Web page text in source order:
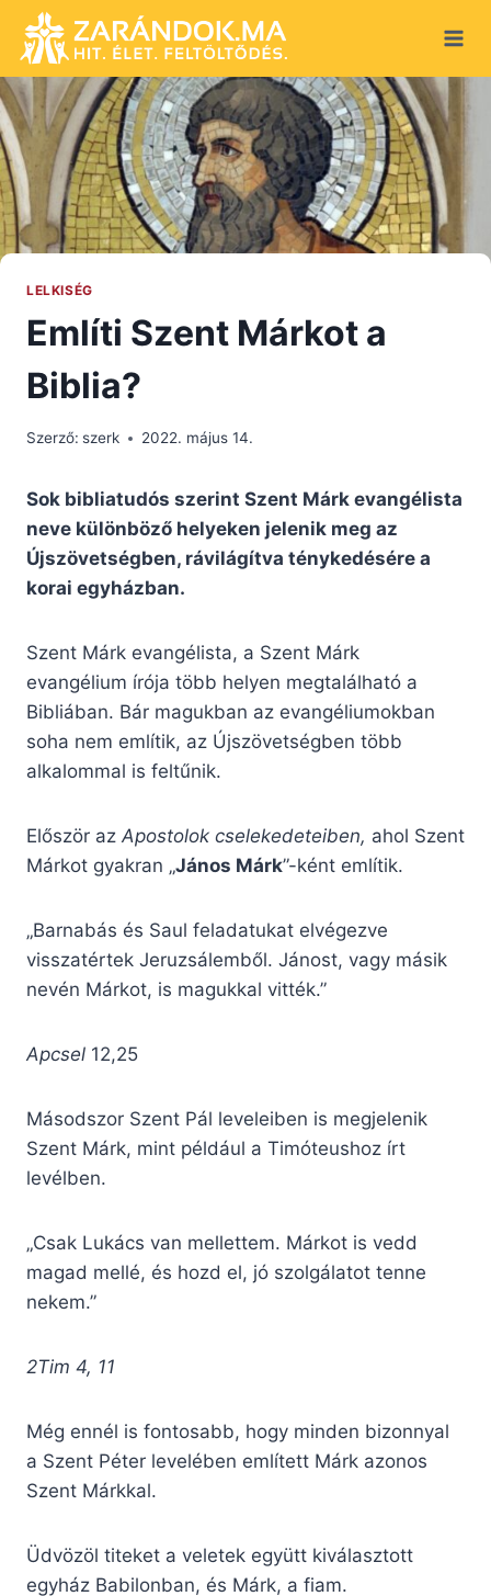
content
LELKISÉG
Említi Szent Márkot a
Biblia?
Szerző: szerk 2022. május 14.
Sok bibliatudós szerint Szent Márk evangélista
neve különböző helyeken jelenik meg az
Újszövetségben, rávilágítva ténykedésére a
korai egyházban.
Szent Márk evangélista, a Szent Márk
evangélium írója több helyen megtalálható a
Bibliában. Bár magukban az evangéliumokban
soha nem említik, az Újszövetségben több
alkalommal is feltűnik.
Először az Apostolok cselekedeteiben, ahol Szent
Márkot gyakran „János Márk”-ként említik.
„Barnabás és Saul feladatukat elvégezve
visszatértek Jeruzsálemből. Jánost, vagy másik
nevén Márkot, is magukkal vitték.”
Apcsel 12,25
Másodszor Szent Pál leveleiben is megjelenik
Szent Márk, mint például a Timóteushoz írt
levélben.
„Csak Lukács van mellettem. Márkot is vedd
magad mellé, és hozd el, jó szolgálatot tenne
nekem.”
2Tim 4, 11
Még ennél is fontosabb, hogy minden bizonnyal
a Szent Péter levelében említett Márk azonos
Szent Márkkal.
Üdvözöl titeket a veletek együtt kiválasztott
egyház Babilonban, és Márk, a fiam.